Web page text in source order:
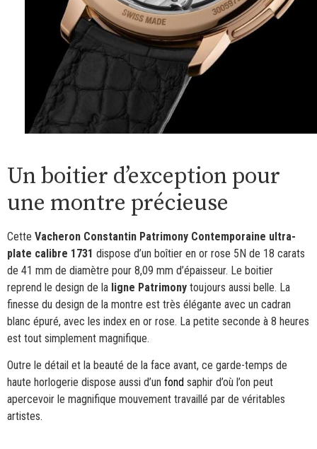
Un boitier d’exception pour
une montre précieuse
Cette Vacheron Constantin Patrimony Contemporaine ultra-
plate calibre 1731 dispose d’un boîtier en or rose 5N de 18 carats
de 41 mm de diamètre pour 8,09 mm d’épaisseur. Le boitier
reprend le design de la ligne Patrimony toujours aussi belle. La
finesse du design de la montre est très élégante avec un cadran
blanc épuré, avec les index en or rose. La petite seconde à 8 heures
est tout simplement magnifique.
Outre le détail et la beauté de la face avant, ce garde-temps de
haute horlogerie dispose aussi d’un fond saphir d’où l’on peut
apercevoir le magnifique mouvement travaillé par de véritables
artistes.